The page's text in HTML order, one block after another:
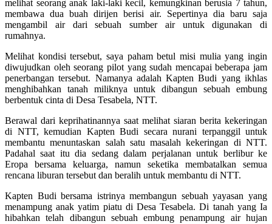
melihat seorang anak laki-laki kecil, kemungkinan berusia 7 tahun,
membawa dua buah dirijen berisi air. Sepertinya dia baru saja
mengambil air dari sebuah sumber air untuk digunakan di
rumahnya.
Melihat kondisi tersebut, saya paham betul misi mulia yang ingin
diwujudkan oleh seorang pilot yang sudah mencapai beberapa jam
penerbangan tersebut. Namanya adalah Kapten Budi yang ikhlas
menghibahkan tanah miliknya untuk dibangun sebuah embung
berbentuk cinta di Desa Tesabela, NTT.
Berawal dari keprihatinannya saat melihat siaran berita kekeringan
di NTT, kemudian Kapten Budi secara nurani terpanggil untuk
membantu menuntaskan salah satu masalah kekeringan di NTT.
Padahal saat itu dia sedang dalam perjalanan untuk berlibur ke
Eropa bersama keluarga, namun seketika membatalkan semua
rencana liburan tersebut dan beralih untuk membantu di NTT.
Kapten Budi bersama istrinya membangun sebuah yayasan yang
menampung anak yatim piatu di Desa Tesabela. Di tanah yang Ia
hibahkan telah dibangun sebuah embung penampung air hujan